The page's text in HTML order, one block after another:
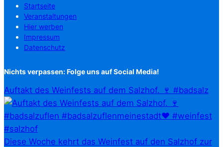
Startseite
Veranstaltungen
Hier werben
Impressum
Datenschutz
Nichts verpassen: Folge uns auf Social Media!
Auftakt des Weinfests auf dem Salzhof. 🍷 #badsalz
Diese Woche kehrt das Weinfest auf den Salzhof zur